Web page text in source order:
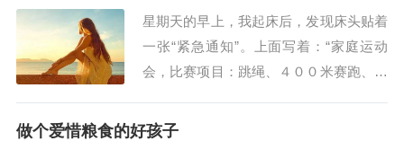
数飞车了。我一爬上去，就觉得特别紧
张，吓得大气都...
星期天的早上，我起床后，发现床头贴着
一张“紧急通知”。上面写着：“家庭运动
会，比赛项目：跳绳、４００米赛跑、踢
妈、斯妤；请大家做好充分的准备！——
做个爱惜粮食的好孩子